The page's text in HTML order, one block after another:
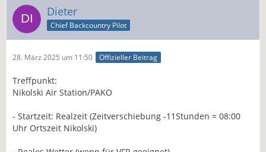
Dieter
Chief Backcountry Pilot
28. März 2025 um 11:50 Offizieller Beitrag
Treffpunkt:
Nikolski Air Station/PAKO
- Startzeit: Realzeit (Zeitverschiebung -11Stunden = 08:00
Uhr Ortszeit Nikolski)